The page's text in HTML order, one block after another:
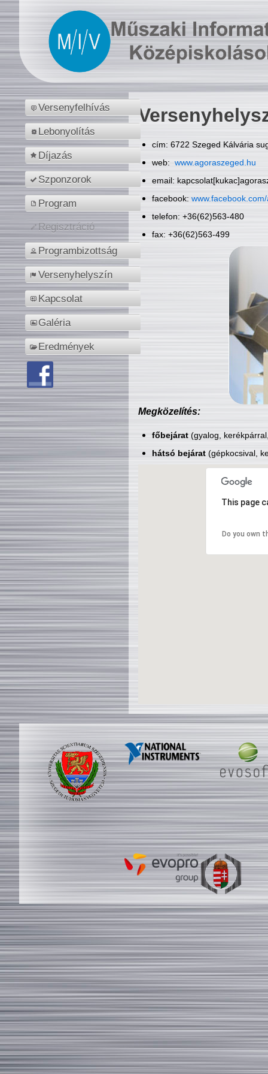
Versenyfelhívás
Lebonyolítás
Díjazás
Szponzorok
Program
Regisztráció
Programbizottság
Versenyhelyszín
Kapcsolat
Galéria
Eredmények
cím: 6722 Szeged Kálvária
web: www.agoraszeged.hu
email:
facebook:
telefon: +36(62)563-480
fax: +36(62)563-499
Megközelítés:
főbejárat(gyalog,
hátsó bejárat(gépkocsival,
This page
Do you own